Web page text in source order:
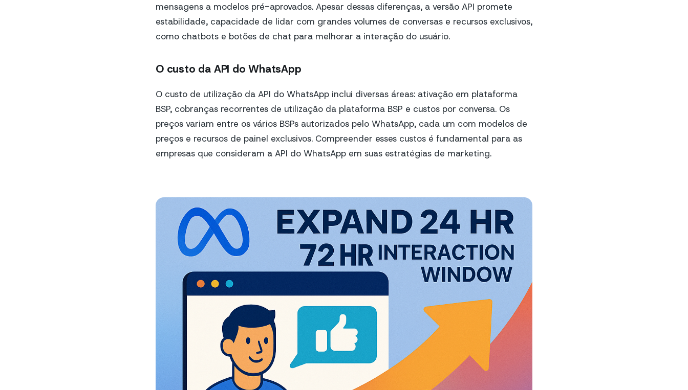
mensagens a modelos pré-aprovados. Apesar dessas diferenças, a versão API promete
estabilidade, capacidade de lidar com grandes volumes de conversas e recursos exclusivos,
como chatbots e botões de chat para melhorar a interação do usuário.
O custo da API do WhatsApp
O custo de utilização da API do WhatsApp inclui diversas áreas: ativação em plataforma
BSP, cobranças recorrentes de utilização da plataforma BSP e custos por conversa. Os
preços variam entre os vários BSPs autorizados pelo WhatsApp, cada um com modelos de
preços e recursos de painel exclusivos. Compreender esses custos é fundamental para as
empresas que consideram a API do WhatsApp em suas estratégias de marketing.